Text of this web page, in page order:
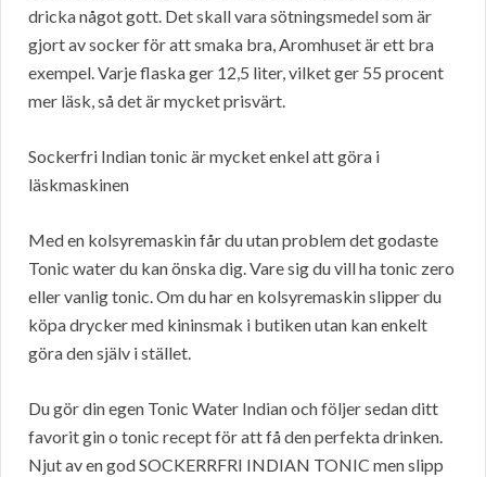
dricka något gott. Det skall vara sötningsmedel som är
gjort av socker för att smaka bra, Aromhuset är ett bra
exempel. Varje flaska ger 12,5 liter, vilket ger 55 procent
mer läsk, så det är mycket prisvärt.
Sockerfri Indian tonic är mycket enkel att göra i
läskmaskinen
Med en kolsyremaskin får du utan problem det godaste
Tonic water du kan önska dig. Vare sig du vill ha tonic zero
eller vanlig tonic. Om du har en kolsyremaskin slipper du
köpa drycker med kininsmak i butiken utan kan enkelt
göra den själv i stället.
Du gör din egen Tonic Water Indian och följer sedan ditt
favorit gin o tonic recept för att få den perfekta drinken.
Njut av en god SOCKERRFRI INDIAN TONIC men slipp